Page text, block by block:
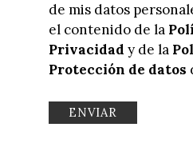
de mis datos
el contenido de la
Privacidad y de la
Protección de datos